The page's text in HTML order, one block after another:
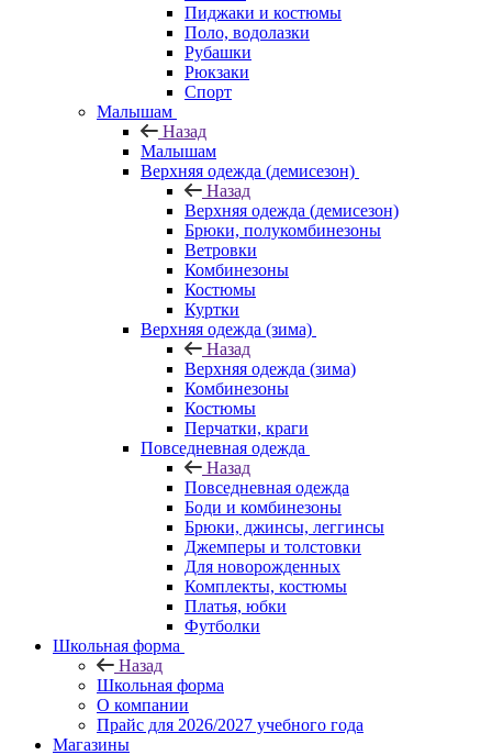
Пиджаки и костюмы
Поло, водолазки
Рубашки
Рюкзаки
Спорт
Малышам
Назад
Малышам
Верхняя одежда (демисезон)
Назад
Верхняя одежда (демисезон)
Брюки, полукомбинезоны
Ветровки
Комбинезоны
Костюмы
Куртки
Верхняя одежда (зима)
Назад
Верхняя одежда (зима)
Комбинезоны
Костюмы
Перчатки, краги
Повседневная одежда
Назад
Повседневная одежда
Боди и комбинезоны
Брюки, джинсы, леггинсы
Джемперы и толстовки
Для новорожденных
Комплекты, костюмы
Платья, юбки
Футболки
Школьная форма
Назад
Школьная форма
О компании
Прайс для 2026/2027 учебного года
Магазины